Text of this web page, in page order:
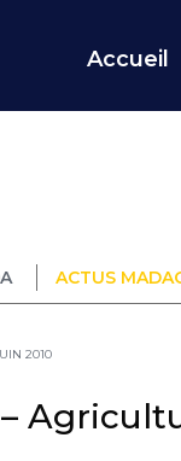
Accueil
ACTUS
2010